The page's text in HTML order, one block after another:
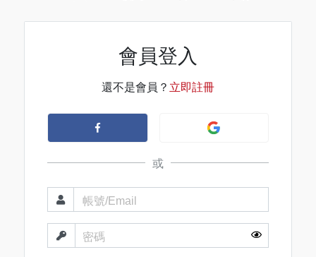
會員登入
還不是會員？ 立即註冊
或
帳號/Email
密碼